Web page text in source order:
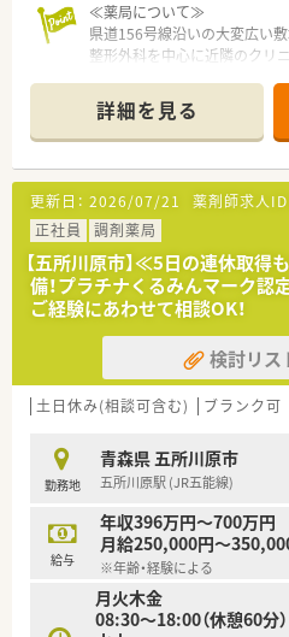
≪薬局について≫
県道156号線沿いの大変広い
整形外科を中心に近隣のクリ
様との距離が近く、じっくり
スタッフ間のコミュニケーシ
囲気の店舗です。
≪企業について≫
福岡県に本社を置き、全国43
開業支援まで行っているため
連携」の取組みとして積極的
す。
将来を見据えた薬局経営を行
サポート薬局の届出数は全国1位
健康に貢献するかかりつけ薬
≪教育制度充実！≫
を支援！
その他、カフェテリア研修や
会人像に合わせた学ぶ環境が
専門性の高い薬剤師として成
ん･高齢者医療など最新の知識
自己啓発の一環として、約
選択できる通信教育も用意！
詳細を見る
更新日： 2026/07/21 薬剤師求人ID
正社員
調剤薬局
【五所川原市】≪5日の連休取得
備！プラチナくるみんマーク
ご経験にあわせて相談OK！
検討リス
土日休み(相談可含む) ブランク可
勤務地
青森県 五所川原市
五所川原駅 (JR五能線)
給与
年収396万円～700万円
月給250,000円～
※年齢・経験による
月火木金
08:30～18:00（休憩60分）